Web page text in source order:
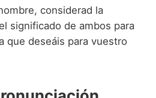
considerad la
significado de ambos para
que deseáis para vuestro